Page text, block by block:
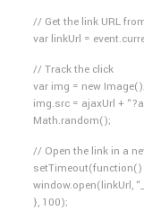
// Get the link URL
var linkUrl =
// Track the click
var img = new Image();
img.src = ajaxUrl +
Math.random();
// Open the link in a
setTimeout(function()
window.open(linkUrl,
}, 100);